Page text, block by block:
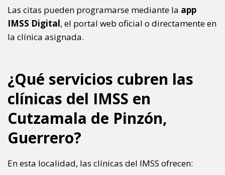
Las citas pueden programarse mediante la app
IMSS Digital, el portal web oficial o directamente en
la clínica asignada.
¿Qué servicios cubren las
clínicas del IMSS en
Cutzamala de Pinzón,
Guerrero?
En esta localidad, las clínicas del IMSS ofrecen: